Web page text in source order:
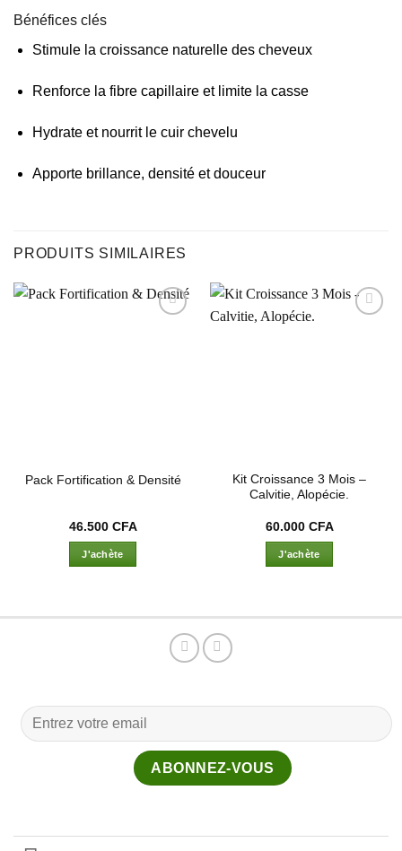
Bénéfices clés
Stimule la croissance naturelle des cheveux
Renforce la fibre capillaire et limite la casse
Hydrate et nourrit le cuir chevelu
Apporte brillance, densité et douceur
PRODUITS SIMILAIRES
Pack Fortification & Densité
46.500 CFA
J'achète
Kit Croissance 3 Mois –
Calvitie, Alopécie.
60.000 CFA
J'achète